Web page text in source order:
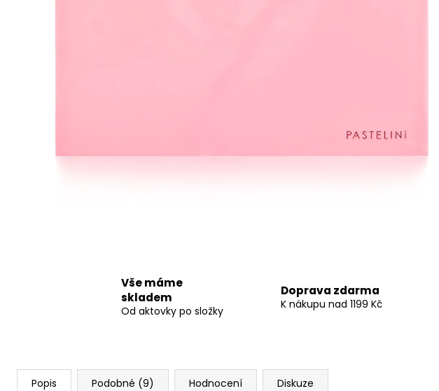
Vše máme
skladem
Od aktovky po složky
Doprava zdarma
K nákupu nad 1199 Kč
Popis Podobné (9) Hodnocení Diskuze